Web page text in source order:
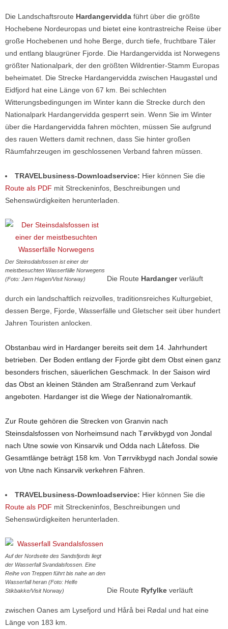
Die Landschaftsroute Hardangervidda führt über die größte
Hochebene Nordeuropas und bietet eine kontrastreiche Reise über
große Hochebenen und hohe Berge, durch tiefe, fruchtbare Täler
und entlang blaugrüner Fjorde. Die Hardangervidda ist Norwegens
größter Nationalpark, der den größten Wildrentier-Stamm Europas
beheimatet. Die Strecke Hardangervidda zwischen Haugastøl und
Eidfjord hat eine Länge von 67 km. Bei schlechten
Witterungsbedingungen im Winter kann die Strecke durch den
Nationalpark Hardangervidda gesperrt sein. Wenn Sie im Winter
über die Hardangervidda fahren möchten, müssen Sie aufgrund
des rauen Wetters damit rechnen, dass Sie hinter großen
Räumfahrzeugen im geschlossenen Verband fahren müssen.
TRAVELbusiness-Downloadservice: Hier können Sie die
Route als PDF mit Streckeninfos, Beschreibungen und
Sehenswürdigkeiten herunterladen.
Der Steinsdalsfossen ist einer der
meistbesuchten Wasserfälle Norwegens
(Foto: Jørn Hagen/Visit Norway)
Die Route Hardangerverläuft
durch ein landschaftlich reizvolles, traditionsreiches Kulturgebiet,
dessen Berge, Fjorde, Wasserfälle und Gletscher seit über hundert
Jahren Touristen anlocken.
Obstanbau wird in Hardanger bereits seit dem 14. Jahrhundert
betrieben. Der Boden entlang der Fjorde gibt dem Obst einen ganz
besonders frischen, säuerlichen Geschmack. In der Saison wird
das Obst an kleinen Ständen am Straßenrand zum Verkauf
angeboten. Hardanger ist die Wiege der Nationalromantik.
Zur Route gehören die Strecken von Granvin nach
Steinsdalsfossen von Norheimsund nach Tørvikbygd von Jondal
nach Utne sowie von Kinsarvik und Odda nach Låtefoss. Die
Gesamtlänge beträgt 158 km. Von Tørrvikbygd nach Jondal sowie
von Utne nach Kinsarvik verkehren Fähren.
TRAVELbusiness-Downloadservice: Hier können Sie die
Route als PDF mit Streckeninfos, Beschreibungen und
Sehenswürdigkeiten herunterladen.
Auf der Nordseite des Sandsfjords liegt
der Wasserfall Svandalsfossen. Eine
Reihe von Treppen führt bis nahe an den
Wasserfall heran (Foto: Helfe
Stikbakke/Visit Norway)
Die Route Ryfylke verläuft
zwischen Oanes am Lysefjord und Hårå bei Rødal und hat eine
Länge von 183 km.